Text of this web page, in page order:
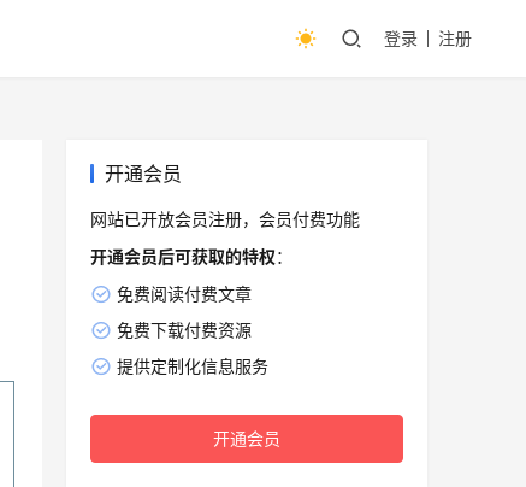
登录 注册
开通会员
网站已开放会员注册，会员付费功能
开通会员后可获取的特权：
免费阅读付费文章
免费下载付费资源
提供定制化信息服务
开通会员